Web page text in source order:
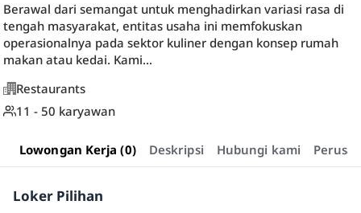
Berawal dari semangat untuk menghadirkan variasi rasa di
tengah masyarakat, entitas usaha ini memfokuskan
operasionalnya pada sektor kuliner dengan konsep rumah
makan atau kedai. Kami...
Restaurants
11 - 50 karyawan
Lowongan Kerja (0) Deskripsi Hubungi kami
Loker Pilihan